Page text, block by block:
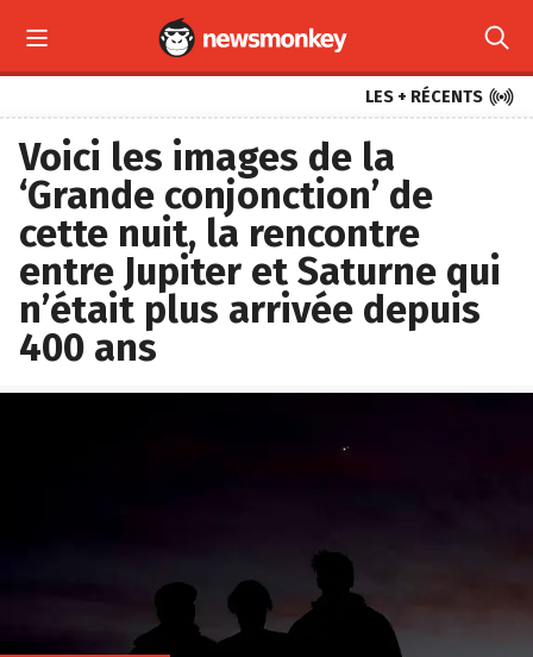
 
LES + RÉCENTS 
Voici les images de la
‘Grande conjonction’ de
cette nuit, la rencontre
entre Jupiter et Saturne qui
n’était plus arrivée depuis
400 ans